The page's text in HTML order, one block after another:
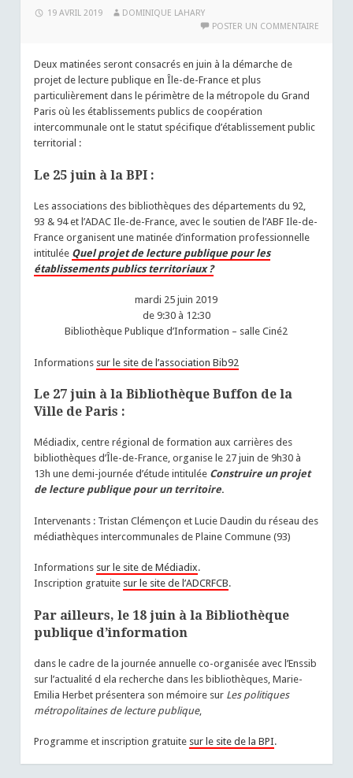
19 AVRIL 2019
DOMINIQUE LAHARY
POSTER UN COMMENTAIRE
Deux matinées seront consacrés en juin à la démarche de
projet de lecture publique en Île-de-France et plus
particulièrement dans le périmètre de la métropole du Grand
Paris où les établissements publics de coopération
intercommunale ont le statut spécifique d’établissement public
territorial :
Le 25 juin à la BPI :
Les associations des bibliothèques des départements du 92,
93 & 94 et l’ADAC Ile-de-France, avec le soutien de l’ABF Ile-de-
France organisent une matinée d’information professionnelle
intitulée Quel projet de lecture publique pour les
établissements publics territoriaux ?
mardi 25 juin 2019
de 9:30 à 12:30
Bibliothèque Publique d’Information – salle Ciné2
Informations sur le site de l’association Bib92
Le 27 juin à la Bibliothèque Buffon de la
Ville de Paris :
Médiadix, centre régional de formation aux carrières des
bibliothèques d’Île-de-France, organise le 27 juin de 9h30 à
13h une demi-journée d’étude intitulée Construire un projet
de lecture publique pour un territoire.
Intervenants : Tristan Clémençon et Lucie Daudin du réseau des
médiathèques intercommunales de Plaine Commune (93)
Informations sur le site de Médiadix.
Inscription gratuite sur le site de l’ADCRFCB.
Par ailleurs, le 18 juin à la Bibliothèque
publique d’information
dans le cadre de la journée annuelle co-organisée avec l’Enssib
sur l’actualité d ela recherche dans les bibliothèques, Marie-
Emilia Herbet présentera son mémoire sur Les politiques
métropolitaines de lecture publique,
Programme et inscription gratuite sur le site de la BPI.